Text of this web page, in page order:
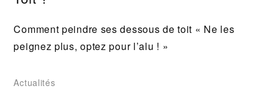
Comment peindre ses dessous de toit « Ne les
peignez plus, optez pour l’alu ! »
Actualités